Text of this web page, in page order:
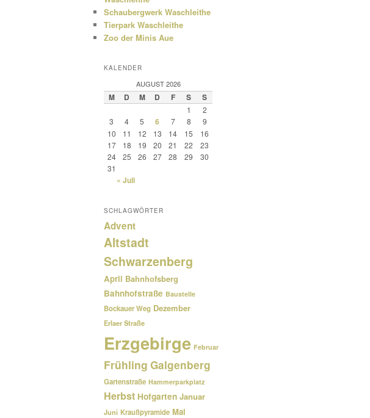
Schaubergwerk Waschleithe
Tierpark Waschleithe
Zoo der Minis Aue
KALENDER
AUGUST 2026
M D M D F S S
1
2
3
4 5 6 7 8
9
10
11 12 13 14 15
16
17
18 19 20 21 22
23
24
25 26 27 28 29
30
31
« Juli
SCHLAGWÖRTER
Advent
Altstadt
Schwarzenberg
April Bahnhofsberg
Bahnhofstraße Baustelle
Bockauer Weg Dezember
Erlaer Straße
Erzgebirge Februar
Frühling Galgenberg
Gartenstraße Hammerparkplatz
Herbst Hofgarten Januar
Juni Kraußpyramide Mai